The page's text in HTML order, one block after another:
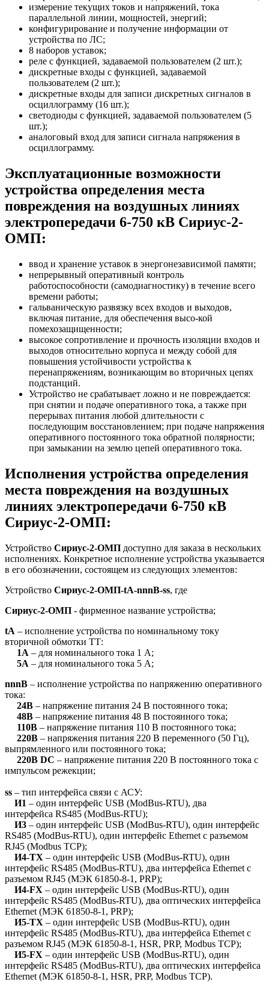
измерение текущих токов и напряжений, тока
параллельной линии, мощностей, энергий;
конфигурирование и получение информации от
устройства по ЛС;
8 наборов уставок;
реле с функцией, задаваемой пользователем (2 шт.);
дискретные входы с функцией, задаваемой
пользователем (2 шт.);
дискретные входы для записи дискретных сигналов в
осциллограмму (16 шт.);
светодиоды с функцией, задаваемой пользователем (5
шт.);
аналоговый вход для записи сигнала напряжения в
осциллограмму.
Эксплуатационные возможности
устройства определения места
повреждения на воздушных линиях
электропередачи 6-750 кВ Сириус-2-
ОМП:
ввод и хранение уставок в энергонезависимой памяти;
непрерывный оперативный контроль
работоспособности (самодиагностику) в течение всего
времени работы;
гальваническую развязку всех входов и выходов,
включая питание, для обеспечения высо-кой
помехозащищенности;
высокое сопротивление и прочность изоляции входов и
выходов относительно корпуса и между собой для
повышения устойчивости устройства к
перенапряжениям, возникающим во вторичных цепях
подстанций.
Устройство не срабатывает ложно и не повреждается:
при снятии и подаче оперативного тока, а также при
перерывах питания любой длительности с
последующим восстановлением; при подаче напряжения
оперативного постоянного тока обратной полярности;
при замыкании на землю цепей оперативного тока.
Исполнения устройства определения
места повреждения на воздушных
линиях электропередачи 6-750 кВ
Сириус-2-ОМП:
Устройство Сириус-2-ОМП доступно для заказа в нескольких
исполнениях. Конкретное исполнение устройства указывается
в его обозначении, состоящем из следующих элементов:
Устройство Сириус-2-ОМП-tA-nnnB-ss, где
Сириус-2-ОМП - фирменное название устройства;
tA – исполнение устройства по номинальному току
вторичной обмотки ТТ:
1А – для номинального тока 1 А;
5А – для номинального тока 5 А;
nnnB – исполнение устройства по напряжению оперативного
тока:
24В – напряжение питания 24 В постоянного тока;
48В – напряжение питания 48 В постоянного тока;
110В – напряжение питания 110 В постоянного тока;
220В – напряжения питания 220 В переменного (50 Гц),
выпрямленного или постоянного тока;
220В DC – напряжение питания 220 В постоянного тока с
импульсом режекции;
ss – тип интерфейса связи с АСУ:
И1 – один интерфейс USB (ModBus-RTU), два
интерфейса RS485 (ModBus-RTU);
И3 – один интерфейс USB (ModBus-RTU), один интерфейс
RS485 (ModBus-RTU), один интерфейс Ethernet с разъемом
RJ45 (Modbus TCP);
И4-TX – один интерфейс USB (ModBus-RTU), один
интерфейс RS485 (ModBus-RTU), два интерфейса Ethernet с
разъемом RJ45 (МЭК 61850-8-1, PRP);
И4-FX – один интерфейс USB (ModBus-RTU), один
интерфейс RS485 (ModBus-RTU), два оптических интерфейса
Ethernet (МЭК 61850-8-1, PRP);
И5-TX – один интерфейс USB (ModBus-RTU), один
интерфейс RS485 (ModBus-RTU), два интерфейса Ethernet с
разъемом RJ45 (МЭК 61850-8-1, HSR, PRP, Modbus TCP);
И5-FX – один интерфейс USB (ModBus-RTU), один
интерфейс RS485 (ModBus-RTU), два оптических интерфейса
Ethernet (МЭК 61850-8-1, HSR, PRP, Modbus TCP).